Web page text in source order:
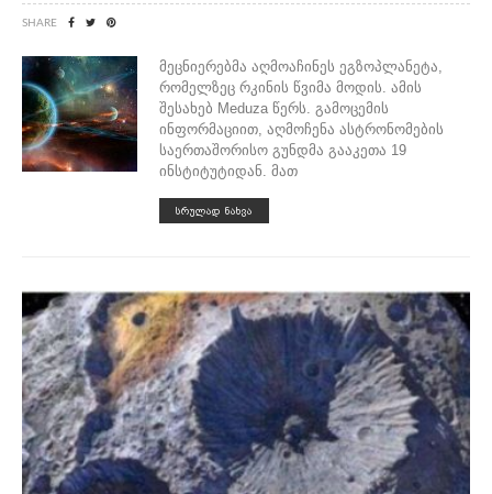
SHARE
მეცნიერებმა აღმოაჩინეს ეგზოპლანეტა,
რომელზეც რკინის წვიმა მოდის. ამის
შესახებ Meduza წერს. გამოცემის
ინფორმაციით, აღმოჩენა ასტრონომების
საერთაშორისო გუნდმა გააკეთა 19
ინსტიტუტიდან. მათ
ᲡᲠᲣᲚᲐᲓ ᲜᲐᲮᲕᲐ